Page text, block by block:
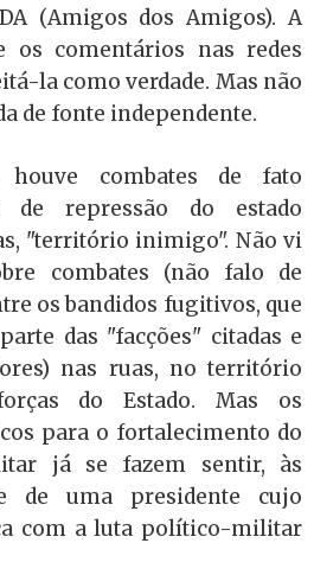
(Amigos dos Amigos). A
os comentários nas redes
la como verdade. Mas não
de fonte independente.
houve combates de fato
de repressão do estado
"território inimigo". Não vi
combates (não falo de
os bandidos fugitivos, que
das "facções" citadas e
nas ruas, no território
do Estado. Mas os
para o fortalecimento do
já se fazem sentir, às
de uma presidente cujo
com a luta político-militar